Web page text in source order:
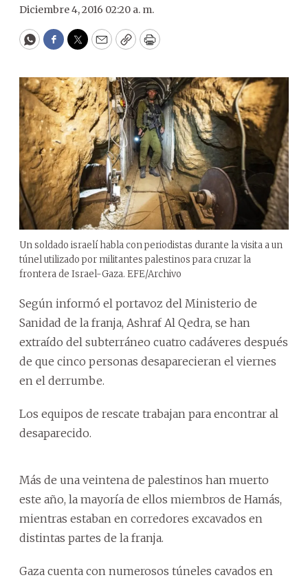
Diciembre 4, 2016 02:20 a. m.
WhatsApp
Facebook
Twitter
EmailCopyPrint
Un soldado israelí habla con periodistas durante la visita a un
túnel utilizado por militantes palestinos para cruzar la
frontera de Israel-Gaza. EFE/Archivo
Según informó el portavoz del Ministerio de
Sanidad de la franja, Ashraf Al Qedra, se han
extraído del subterráneo cuatro cadáveres después
de que cinco personas desaparecieran el viernes
en el derrumbe.
Los equipos de rescate trabajan para encontrar al
desaparecido.
Más de una veintena de palestinos han muerto
este año, la mayoría de ellos miembros de Hamás,
mientras estaban en corredores excavados en
distintas partes de la franja.
Gaza cuenta con numerosos túneles cavados en